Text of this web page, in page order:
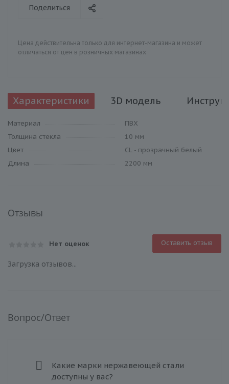
Поделиться
Цена действительна только для интернет-магазина и может
отличаться от цен в розничных магазинах
Характеристики 3D модель
Материал
ПВХ
Толщина стекла
10 мм
Цвет
CL - прозрачный белый
Длина
2200 мм
Отзывы
Нет оценок Оставить отзыв
Загрузка отзывов...
Вопрос/Ответ
Какие марки нержавеющей стали
доступны у вас?